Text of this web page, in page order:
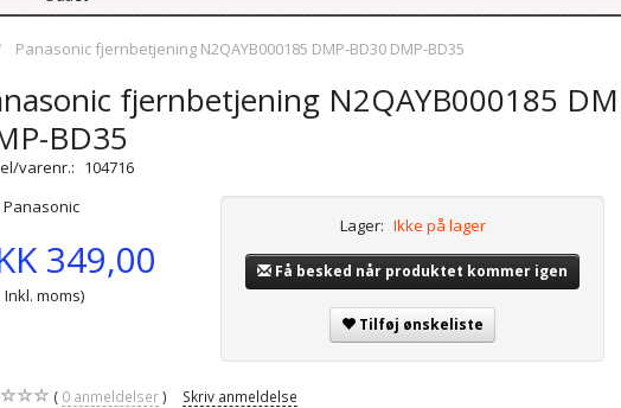
Panasonic fjernbetjening N2QAYB000185 DMP-BD30 DMP-BD35
fjernbetjening N2QAYB000185
BD35
varenr.: 104716
Panasonic
349,00
Inkl. moms)
Lager: Ikke på lager
Få besked når produktet kommer igen
Tilføj ønskeliste
0anmeldelser Skriv anmeldelse